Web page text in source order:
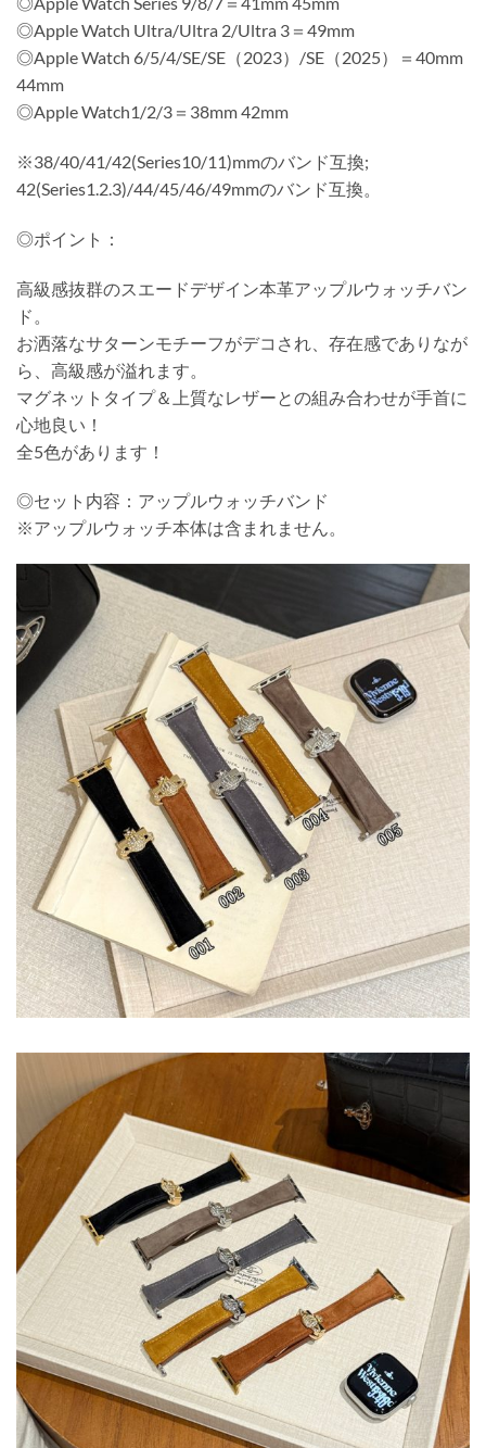
◎Apple Watch Ultra/Ultra 2/Ultra 3＝49mm
◎Apple Watch 6/5/4/SE/SE（2023）/SE（2025）＝40mm
44mm
◎Apple Watch1/2/3＝38mm 42mm
※38/40/41/42(Series10/11)mmのバンド互換;
42(Series1.2.3)/44/45/46/49mmのバンド互換。
◎ポイント：
高級感抜群のスエードデザイン本革アップルウォッチバン
ド。
お洒落なサターンモチーフがデコされ、存在感でありなが
ら、高級感が溢れます。
マグネットタイプ＆上質なレザーとの組み合わせが手首に
心地良い！
全5色があります！
◎セット内容：アップルウォッチバンド
※アップルウォッチ本体は含まれません。